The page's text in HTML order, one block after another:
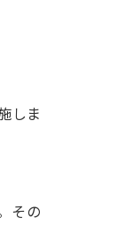
しま
その